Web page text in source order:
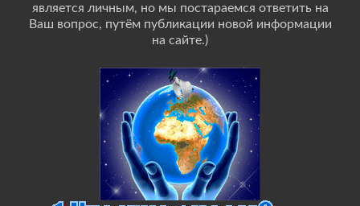
является личным, но мы постараемся ответить на
Ваш вопрос, путём публикации новой информации
на сайте.)